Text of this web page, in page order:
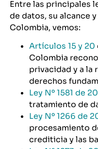
Entre las principales
de datos, su alcance
Colombia, vemos:
Artículos 15 y 20
Colombia
privacidad y a la
derechos
Ley Nº 1581 de
tratamiento de
Ley Nº 1266 de
procesamiento
crediticia y las